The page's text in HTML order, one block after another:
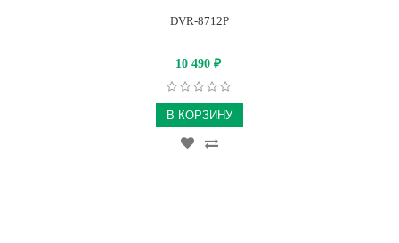
DVR-8712P
10 490 ₽
В КОРЗИНУ